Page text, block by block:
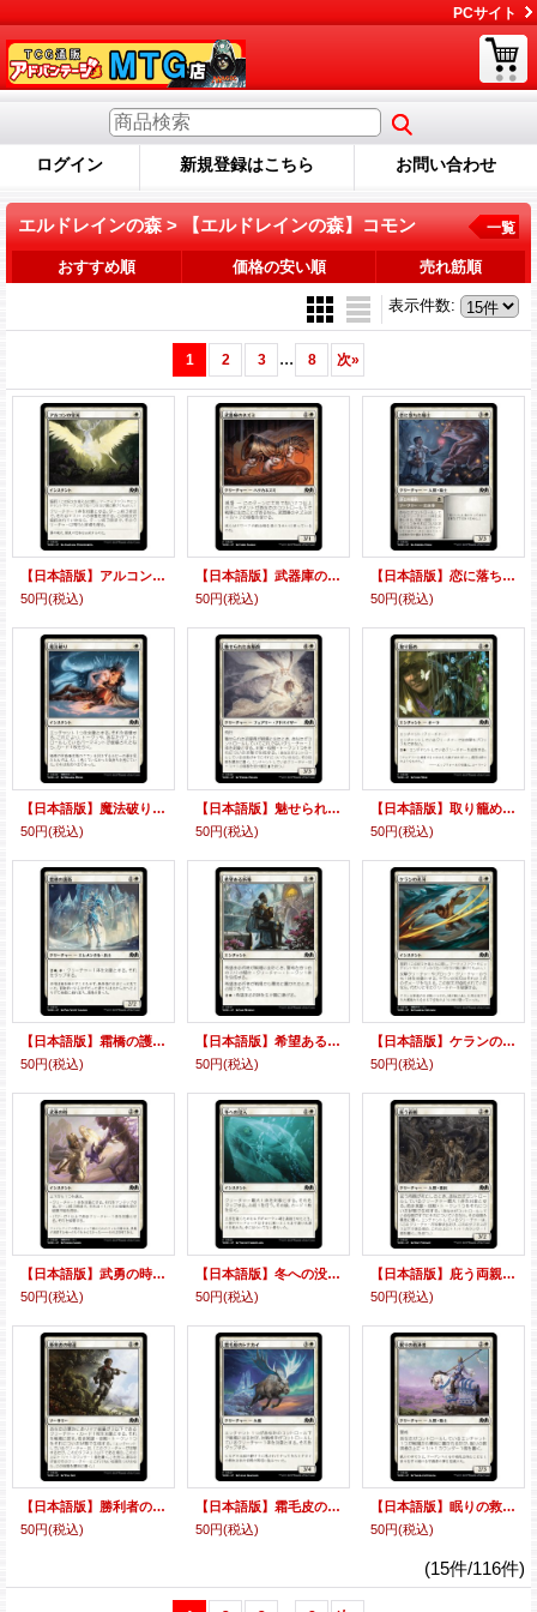
PCサイト
ログイン 新規登録はこちら お問い合わせ
エルドレインの森 > 【エルドレインの森】コモン 一覧
おすすめ順 価格の安い順 売れ筋順
表示件数:
1 2 3 ... 8 次»
【日本語版】アルコンの栄光/Archon's Glory
50円(税込)
【日本語版】武器庫のネズミ/Armory Mice
50円(税込)
【日本語版】恋に落ちた騎士/Besotted Knight
50円(税込)
【日本語版】魔法破り/Break the Spell
50円(税込)
【日本語版】魅せられた衣服商/Charmed Clothier
50円(税込)
【日本語版】取り籠め/Cooped Up
50円(税込)
【日本語版】霜橋の護衛/Frostbridge Guard
50円(税込)
【日本語版】希望ある祈祷/Hopeful Vigil
50円(税込)
【日本語版】ケランの光刃/Kellan's Lightblades
50円(税込)
【日本語版】武勇の時/Moment of Valor
50円(税込)
【日本語版】冬への没入/Plunge into Winter
50円(税込)
【日本語版】庇う両親/Protective Parents
50円(税込)
【日本語版】勝利者の帰還/Return Triumphant
50円(税込)
【日本語版】霜毛皮のトナカイ/Rimefur Reindeer
50円(税込)
【日本語版】眠りの救済者/Savior of the Sleeping
50円(税込)
(15件/116件)